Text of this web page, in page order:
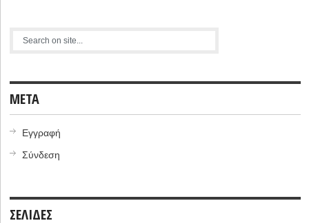
META
Εγγραφή
Σύνδεση
ΣΕΛΙΔΕΣ